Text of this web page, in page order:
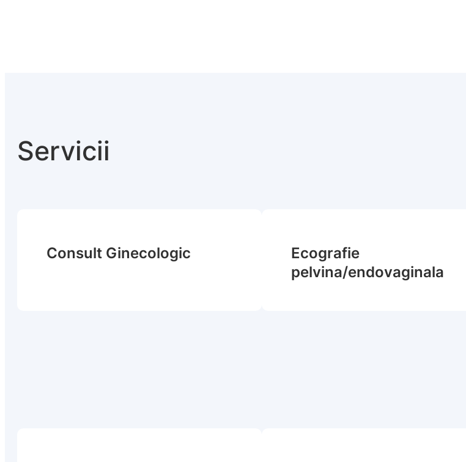
Servicii
Consult Ginecologic
Ecografie
pelvina/endovaginala